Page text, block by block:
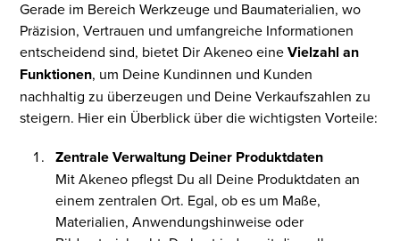
Gerade im Bereich Werkzeuge und Baumaterialien, wo
Präzision, Vertrauen und umfangreiche Informationen
entscheidend sind, bietet Dir Akeneo eineVielzahl an
Funktionen, um Deine Kundinnen und Kunden
nachhaltig zu überzeugen und Deine Verkaufszahlen zu
steigern. Hier ein Überblick über die wichtigsten Vorteile:
Zentrale Verwaltung Deiner Produktdaten
Mit Akeneo pflegst Du all Deine Produktdaten an
einem zentralen Ort. Egal, ob es um Maße,
Materialien, Anwendungshinweise oder